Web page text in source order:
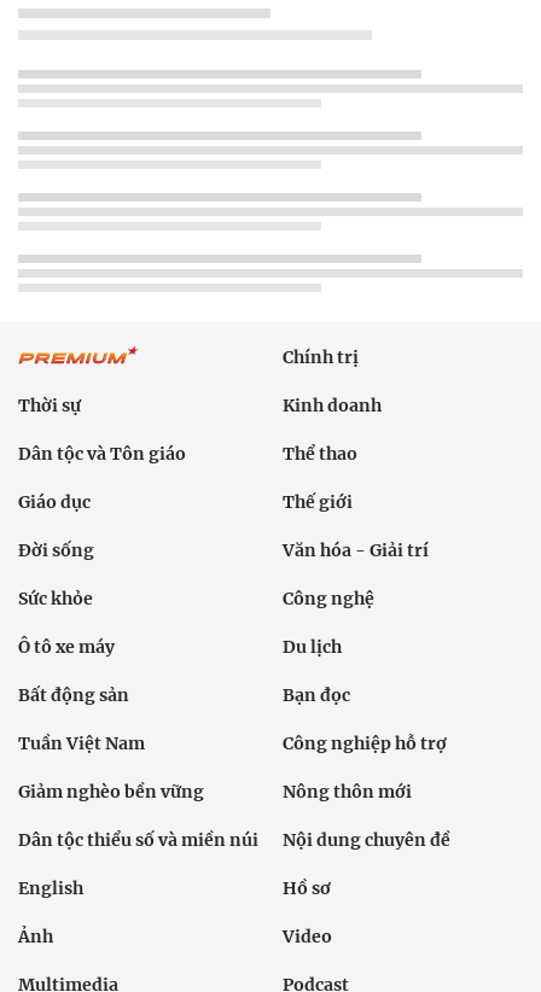
Chính trị
Thời sự Kinh doanh
Dân tộc và Tôn giáo Thể thao
Giáo dục Thế giới
Đời sống Văn hóa - Giải trí
Sức khỏe Công nghệ
Ô tô xe máy Du lịch
Bất động sản Bạn đọc
Tuần Việt Nam Công nghiệp hỗ trợ
Giảm nghèo bền vững Nông thôn mới
Dân tộc thiểu số và miền núi Nội dung chuyên đề
English Hồ sơ
Ảnh Video
Multimedia Podcast